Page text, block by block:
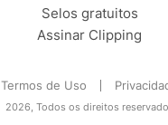
Selos gratuitos
Assinar Clipping
Termos de Uso
2026, Todos os direitos